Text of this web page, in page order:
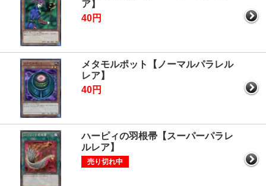
ア】
40円
メタモルポット【ノーマルパラレル
レア】
40円
ハーピィの羽根帚【スーパーパラレ
ルレア】
売り切れ中